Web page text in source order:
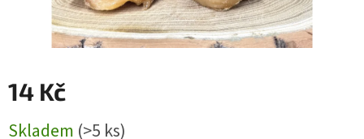
14 Kč
cena:
Skladem (>5 ks)